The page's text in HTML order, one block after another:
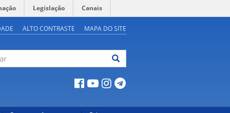
Legislação Canais
ALTO CONTRASTE MAPA DO SITE